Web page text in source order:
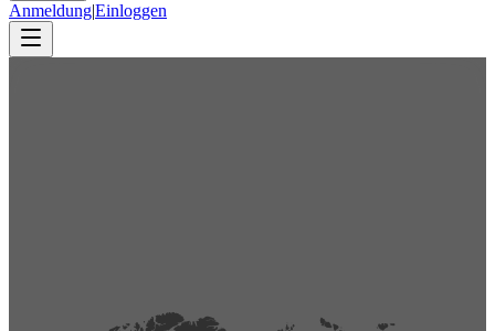
Anmeldung|Einloggen